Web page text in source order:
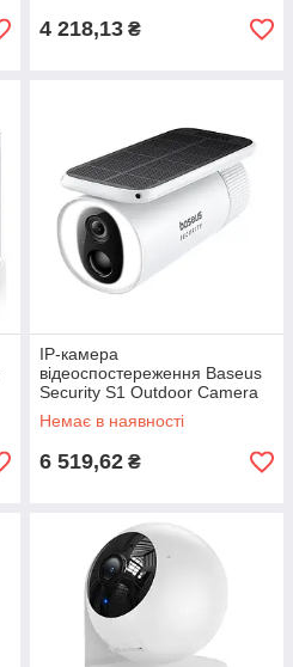
4 218,13 ₴
IP-камера
відеоспостереження Baseus
Security S1 Outdoor Camera
2K White
Немає в наявності
6 519,62 ₴